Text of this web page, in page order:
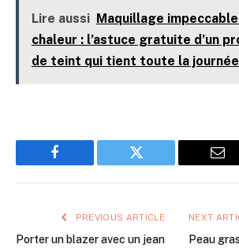
Lire aussi Maquillage
chaleur : l’astuce gratuite d’un
de teint qui tient toute la journée
Facebook Twitter
PREVIOUS ARTICLE
Porter un blazer avec un jean
NEXT
Peau